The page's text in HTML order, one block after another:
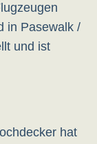
in Pasewalk /
und ist
hat